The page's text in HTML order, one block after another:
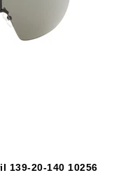
139-20-140 10256